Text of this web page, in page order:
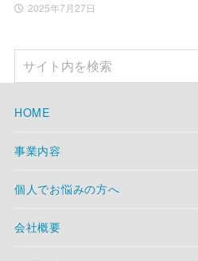
2025年7月27日
HOME
事業内容
個人でお悩みの方へ
会社概要